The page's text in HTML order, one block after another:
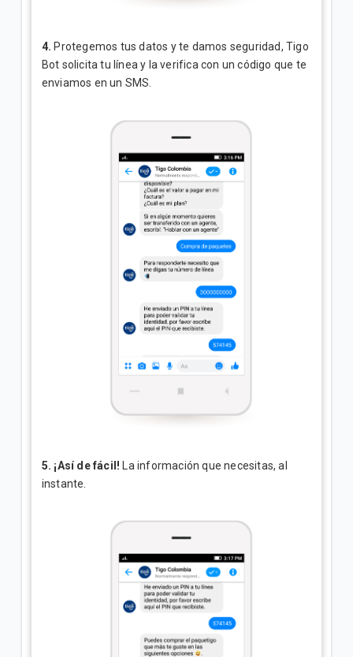
4. Protegemos tus datos y te damos seguridad, Tigo
Bot solicita tu línea y la verifica con un código que te
enviamos en un SMS.
5. ¡Así de fácil! La información que necesitas, al
instante.